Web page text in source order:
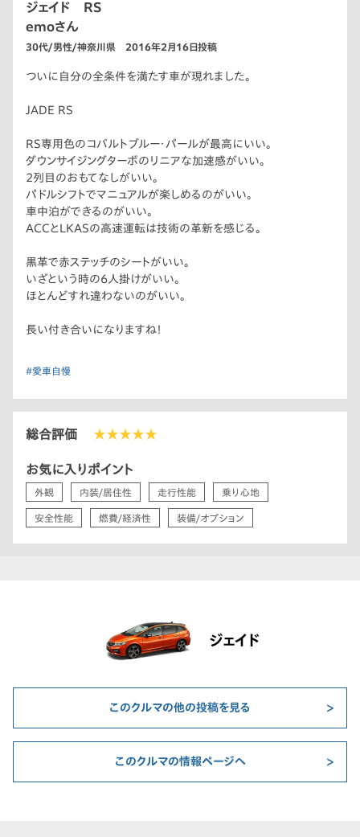
ジェイド RS
emoさん
30代/男性/神奈川県 2016年2月16日投稿
ついに自分の全条件を満たす車が現れました。
JADE RS
RS専用色のコバルトブルー・パールが最高にいい。
ダウンサイジングターボのリニアな加速感がいい。
2列目のおもてなしがいい。
パドルシフトでマニュアルが楽しめるのがいい。
車中泊ができるのがいい。
ACCとLKASの高速運転は技術の革新を感じる。
黒革で赤ステッチのシートがいい。
いざという時の6人掛けがいい。
ほとんどすれ違わないのがいい。
長い付き合いになりますね！
#愛車自慢
総合評価 ★★★★★
お気に入りポイント
外観 内装/居住性 走行性能 乗り心地
安全性能 燃費/経済性 装備/オプション
ジェイド
このクルマの他の投稿を見る
このクルマの情報ページへ